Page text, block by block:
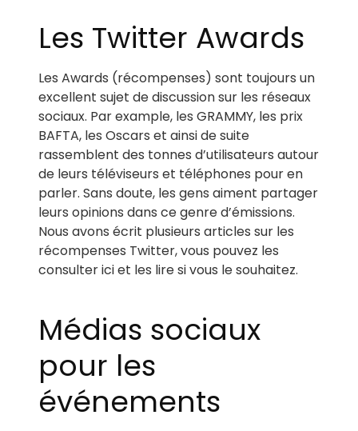
Les Twitter Awards
Les Awards (récompenses) sont toujours un
excellent sujet de discussion sur les réseaux
sociaux. Par example, les GRAMMY, les prix
BAFTA, les Oscars et ainsi de suite
rassemblent des tonnes d’utilisateurs autour
de leurs téléviseurs et téléphones pour en
parler. Sans doute, les gens aiment partager
leurs opinions dans ce genre d’émissions.
Nous avons écrit plusieurs articles sur les
récompenses Twitter, vous pouvez les
consulter ici et les lire si vous le souhaitez.
Médias sociaux
pour les
événements